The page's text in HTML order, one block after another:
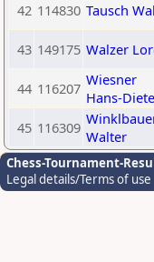
42 114830 Tausch
43 149175 Walzer
44 116207 Wiesner
Hans-
45 116309 Walter
Chess-Tournament-
Legal details/Terms of use